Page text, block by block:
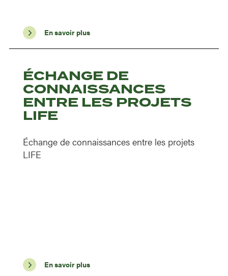
En savoir plus
ÉCHANGE DE
CONNAISSANCES
ENTRE LES PROJETS
LIFE
Échange de connaissances entre les projets
LIFE
En savoir plus